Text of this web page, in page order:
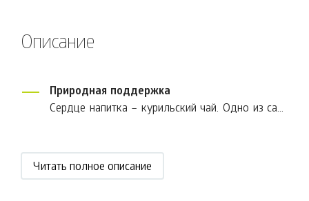
Описание
Природная поддержка
Сердце напитка – курильский чай. Одно из са...
Читать полное описание